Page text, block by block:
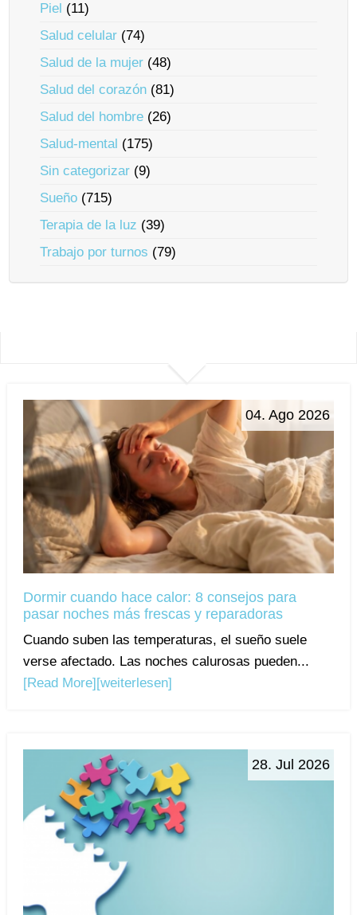
Piel (11)
Salud celular (74)
Salud de la mujer (48)
Salud del corazón (81)
Salud del hombre (26)
Salud-mental (175)
Sin categorizar (9)
Sueño (715)
Terapia de la luz (39)
Trabajo por turnos (79)
04. Ago 2026
Dormir cuando hace calor: 8 consejos para
pasar noches más frescas y reparadoras
Cuando suben las temperaturas, el sueño suele
verse afectado. Las noches calurosas pueden...
[Read More] [weiterlesen]
28. Jul 2026